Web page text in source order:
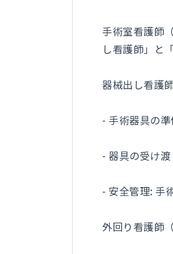
手術室看護師
し看護師」と
器械出し看護
- 手術器具の
- 器具の受け
- 安全管理: 手
外回り看護師